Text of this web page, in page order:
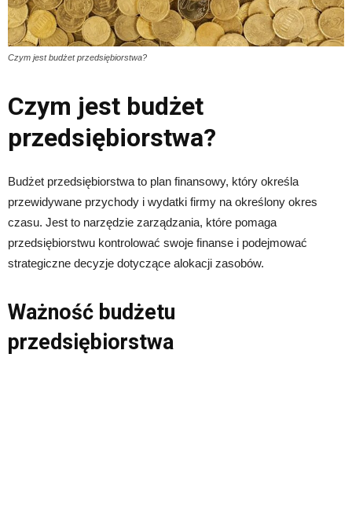
Czym jest budżet przedsiębiorstwa?
Czym jest budżet
przedsiębiorstwa?
Budżet przedsiębiorstwa to plan finansowy, który określa
przewidywane przychody i wydatki firmy na określony okres
czasu. Jest to narzędzie zarządzania, które pomaga
przedsiębiorstwu kontrolować swoje finanse i podejmować
strategiczne decyzje dotyczące alokacji zasobów.
Ważność budżetu
przedsiębiorstwa